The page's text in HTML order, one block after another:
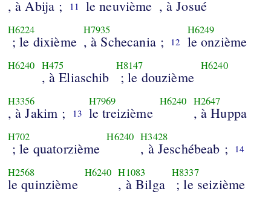
, à Abija ; 11 le neuvième , à Josué
H6224
; le dixième
H7935
, à Schecania ; 12
H6249
le onzième
H6240 H475
, à Eliaschib
H8147
; le douzième
H6240
H3356
, à Jakim ; 13
H7969
le treizième
H6240 H2647
, à Huppa
H702
; le quatorzième
H6240 H3428
, à Jeschébeab ; 14
H2568
le quinzième
H6240 H1083
, à Bilga
H8337
; le seizième